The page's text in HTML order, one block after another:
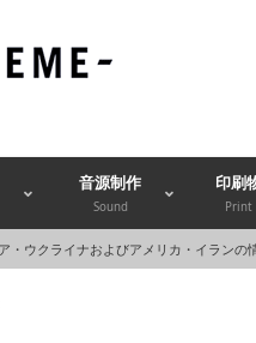
音源制作
Sound
印刷
Print
・ウクライナおよびアメリカ・イランの